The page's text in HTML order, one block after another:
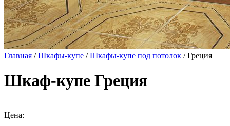
Главная /Шкафы-купе /Шкафы-купе под потолок / Греция
Шкаф-купе Греция
Цена: